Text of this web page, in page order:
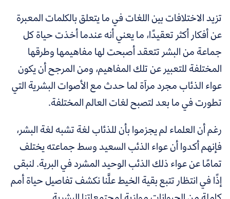
تزيد الاختلافات بين اللغات في ما يتعلق بالكلمات المعبرة
عن أفكار أكثر تعقيدًا، ما يعني أنه عندما أخذت حياة كل
جماعة من البشر تتعقد أصبحت لها مفاهيمها وطرقها
المختلفة للتعبير عن تلك المفاهيم، ومن المرجح أن يكون
عواء الذئاب مجرد مرآة لما حدث مع الأصوات البشرية التي
تطورت في ما بعد لتصبح لغات العالم المختلفة.
رغم أن العلماء لم يجزموا بأن للذئاب لغة تشبه لغة البشر،
فإنهم أكدوا أن عواء الذئب السعيد وسط جماعته يختلف
تمامًا عن عواء ذلك الذئب الوحيد المشرد في البرية. لنبقى
إذًا في انتظار تتبع بقية الخيط علَّنا نكشف تفاصيل حياة أمم